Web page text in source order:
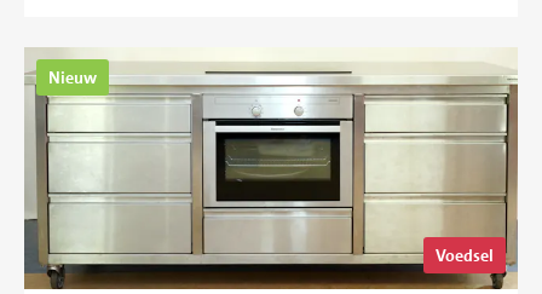
Nieuw
Voedsel